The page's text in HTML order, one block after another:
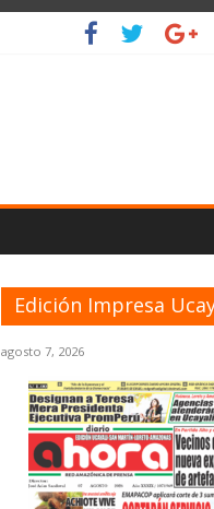
Edición Impresa
agosto 7, 2026